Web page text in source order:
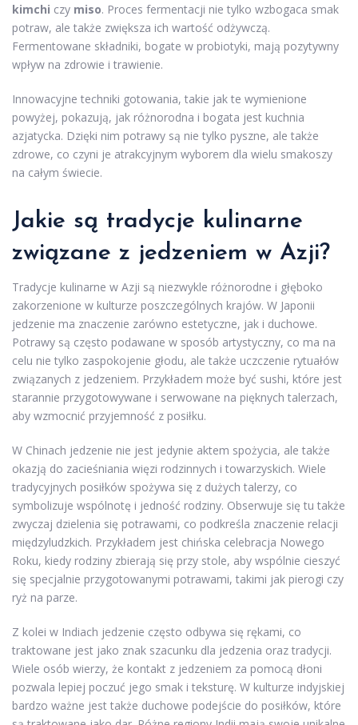
kimchi czy miso. Proces fermentacji nie tylko wzbogaca smak
potraw, ale także zwiększa ich wartość odżywczą.
Fermentowane składniki, bogate w probiotyki, mają pozytywny
wpływ na zdrowie i trawienie.
Innowacyjne techniki gotowania, takie jak te wymienione
powyżej, pokazują, jak różnorodna i bogata jest kuchnia
azjatycka. Dzięki nim potrawy są nie tylko pyszne, ale także
zdrowe, co czyni je atrakcyjnym wyborem dla wielu smakoszy
na całym świecie.
Jakie są tradycje kulinarne
związane z jedzeniem w Azji?
Tradycje kulinarne w Azji są niezwykle różnorodne i głęboko
zakorzenione w kulturze poszczególnych krajów. W Japonii
jedzenie ma znaczenie zarówno estetyczne, jak i duchowe.
Potrawy są często podawane w sposób artystyczny, co ma na
celu nie tylko zaspokojenie głodu, ale także uczczenie rytuałów
związanych z jedzeniem. Przykładem może być sushi, które jest
starannie przygotowywane i serwowane na pięknych talerzach,
aby wzmocnić przyjemność z posiłku.
W Chinach jedzenie nie jest jedynie aktem spożycia, ale także
okazją do zacieśniania więzi rodzinnych i towarzyskich. Wiele
tradycyjnych posiłków spożywa się z dużych talerzy, co
symbolizuje wspólnotę i jedność rodziny. Obserwuje się tu także
zwyczaj dzielenia się potrawami, co podkreśla znaczenie relacji
międzyludzkich. Przykładem jest chińska celebracja Nowego
Roku, kiedy rodziny zbierają się przy stole, aby wspólnie cieszyć
się specjalnie przygotowanymi potrawami, takimi jak pierogi czy
ryż na parze.
Z kolei w Indiach jedzenie często odbywa się rękami, co
traktowane jest jako znak szacunku dla jedzenia oraz tradycji.
Wiele osób wierzy, że kontakt z jedzeniem za pomocą dłoni
pozwala lepiej poczuć jego smak i teksturę. W kulturze indyjskiej
bardzo ważne jest także duchowe podejście do posiłków, które